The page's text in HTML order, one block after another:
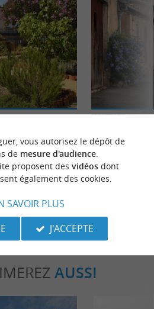
Landes, près de
Chalosse
Montfort-en-
française située
en région ...
180 m -
AUSSI
vous autorisez le dépôt de
de mesure d'audience.
proposent des vidéosdont
également des cookies.
SAVOIR PLUS
J'ACCEPTE